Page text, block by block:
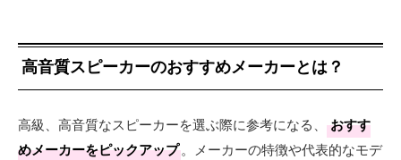
高音質スピーカーのおすすめメーカーとは？
高級、高音質なスピーカーを選ぶ際に参考になる、
おすす
めメーカーをピックアップ。メーカーの特徴や代表的なモデ